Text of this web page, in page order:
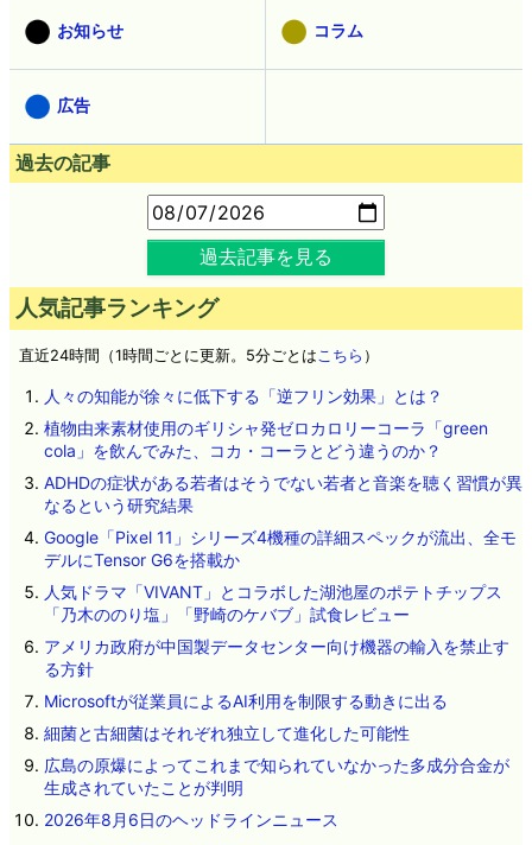
お知らせ コラム
広告
過去の記事
過去記事を見る
人気記事ランキング
直近24時間（1時間ごとに更新。5分ごとは こちら ）
人々の知能が徐々に低下する「逆フリン効果」とは？
植物由来素材使用のギリシャ発ゼロカロリーコーラ「green
cola」を飲んでみた、コカ・コーラとどう違うのか？
ADHDの症状がある若者はそうでない若者と音楽を聴く習慣が異
なるという研究結果
Google「Pixel 11」シリーズ4機種の詳細スペックが流出、全モ
デルにTensor G6を搭載か
人気ドラマ「VIVANT」とコラボした湖池屋のポテトチップス
「乃木ののり塩」「野崎のケバブ」試食レビュー
アメリカ政府が中国製データセンター向け機器の輸入を禁止す
る方針
Microsoftが従業員によるAI利用を制限する動きに出る
細菌と古細菌はそれぞれ独立して進化した可能性
広島の原爆によってこれまで知られていなかった多成分合金が
生成されていたことが判明
2026年8月6日のヘッドラインニュース